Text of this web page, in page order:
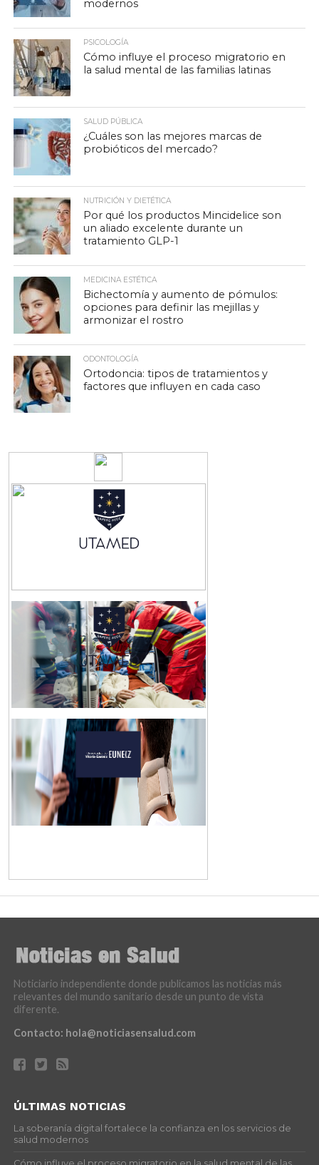
modernos
PSICOLOGÍA
Cómo influye el proceso migratorio en
la salud mental de las familias latinas
SALUD PÚBLICA
¿Cuáles son las mejores marcas de
probióticos del mercado?
NUTRICIÓN Y DIETÉTICA
Por qué los productos Mincidelice son
un aliado excelente durante un
tratamiento GLP-1
MEDICINA ESTÉTICA
Bichectomía y aumento de pómulos:
opciones para definir las mejillas y
armonizar el rostro
ODONTOLOGÍA
Ortodoncia: tipos de tratamientos y
factores que influyen en cada caso
Noticiario independiente donde publicamos las noticias más
relevantes del mundo sanitario desde un punto de vista
diferente.
Contacto: hola@noticiasensalud.com
ÚLTIMAS NOTICIAS
La soberanía digital fortalece la confianza en los servicios de
salud modernos